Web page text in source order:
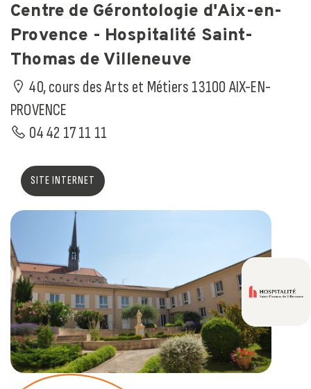
Centre de Gérontologie d'Aix-en-
Provence - Hospitalité Saint-
Thomas de Villeneuve
40, cours des Arts et Métiers 13100 AIX-EN-
PROVENCE
04 42 17 11 11
SITE INTERNET